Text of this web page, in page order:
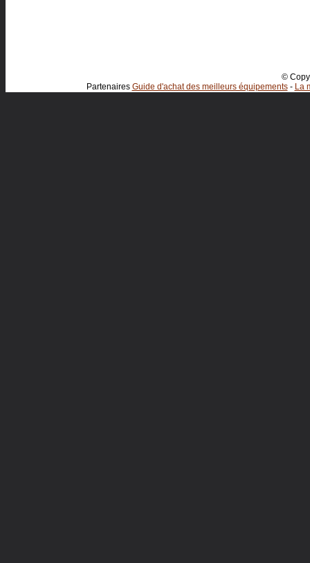
©
Partenaires Guide d'achat des meilleurs équipements- La